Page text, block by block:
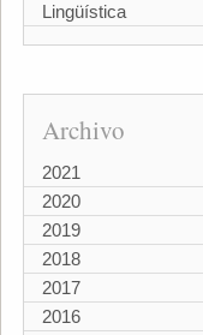
Lingüística
Archivo
2021
2020
2019
2018
2017
2016